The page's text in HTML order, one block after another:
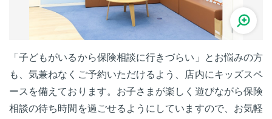
「子どもがいるから保険相談に行きづらい」とお悩みの方
も、気兼ねなくご予約いただけるよう、店内にキッズスペ
ースを備えております。お子さまが楽しく遊びながら保険
相談の待ち時間を過ごせるようにしていますので、お気軽